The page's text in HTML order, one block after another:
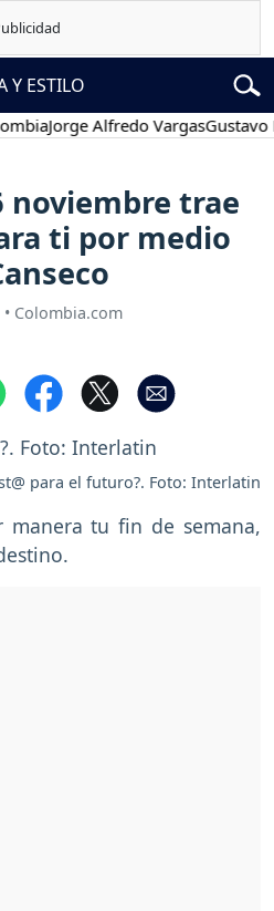
Y ESTILO
Alfredo VargasGustavo Petro
noviembre trae
ti por medio
Colombia.com
para el futuro?. Foto: Interlatin
manera tu fin de semana,